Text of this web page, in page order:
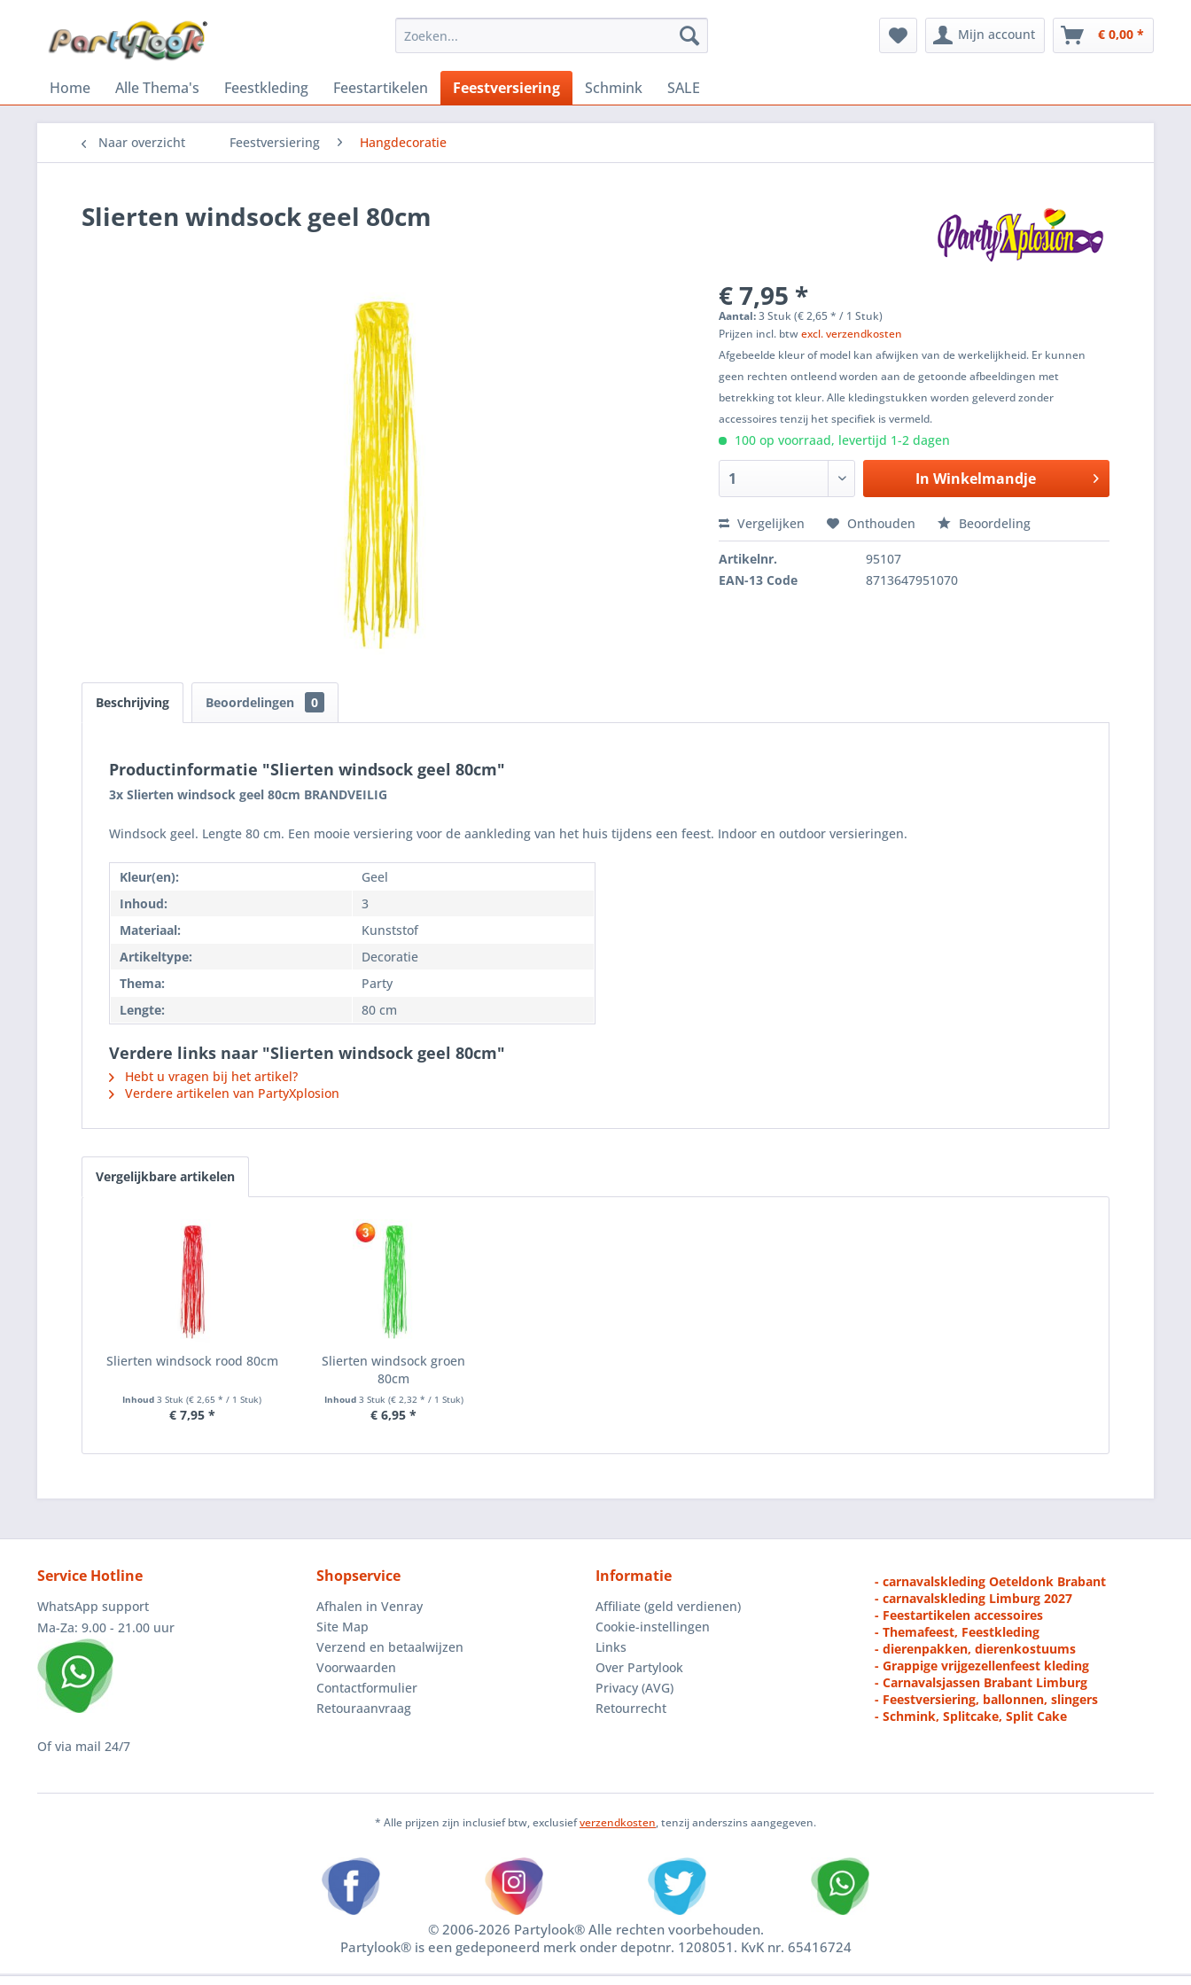
Mijn account € 0,00 *
Home Alle Thema's Feestkleding Feestartikelen Feestversiering Schmink SALE
Naar overzicht Feestversiering Hangdecoratie
Slierten windsock geel 80cm
€ 7,95 *
Aantal:3 Stuk (€ 2,65 * / 1 Stuk)
Prijzen incl. btwexcl. verzendkosten
Afgebeelde kleur of model kan afwijken van de werkelijkheid. Er kunnen
geen rechten ontleend worden aan de getoonde afbeeldingen met
betrekking tot kleur. Alle kledingstukken worden geleverd zonder
accessoires tenzij het specifiek is vermeld.
100 op voorraad, levertijd 1-2 dagen
In Winkelmandje
Vergelijken Onthouden Beoordeling
Artikelnr.
95107
EAN-13 Code
8713647951070
Beschrijving Beoordelingen 0
Productinformatie "Slierten windsock geel 80cm"
3x Slierten windsock geel 80cm BRANDVEILIG
Windsock geel. Lengte 80 cm. Een mooie versiering voor de aankleding van het huis tijdens een feest. Indoor en outdoor versieringen.
Kleur(en):
Geel
Inhoud:
3
Materiaal:
Kunststof
Artikeltype:
Decoratie
Thema:
Party
Lengte:
80 cm
Verdere links naar "Slierten windsock geel 80cm"
Hebt u vragen bij het artikel?
Verdere artikelen van PartyXplosion
Vergelijkbare artikelen
Slierten windsock rood 80cm
Inhoud3 Stuk(€ 2,65 * / 1 Stuk)
€ 7,95 *
Slierten windsock groen
80cm
Inhoud 3 Stuk (€ 2,32 * / 1 Stuk)
€ 6,95 *
Service Hotline
WhatsApp support
Ma-Za: 9.00 - 21.00 uur
Of via mail 24/7
Shopservice
Afhalen in Venray
Site Map
Verzend en betaalwijzen
Voorwaarden
Contactformulier
Retouraanvraag
Informatie
Affiliate (geld verdienen)
Cookie-instellingen
Links
Over Partylook
Privacy (AVG)
Retourrecht
- carnavalskleding Oeteldonk Brabant
- carnavalskleding Limburg 2027
- Feestartikelen accessoires
- Themafeest, Feestkleding
- dierenpakken, dierenkostuums
- Grappige vrijgezellenfeest kleding
- Carnavalsjassen Brabant Limburg
- Feestversiering, ballonnen, slingers
- Schmink, Splitcake, Split Cake
* Alle prijzen zijn inclusief btw, exclusiefverzendkosten, tenzij anderszins aangegeven.
© 2006-2026 Partylook® Alle rechten voorbehouden.
Partylook® is een gedeponeerd merk onder depotnr. 1208051. KvK nr. 65416724